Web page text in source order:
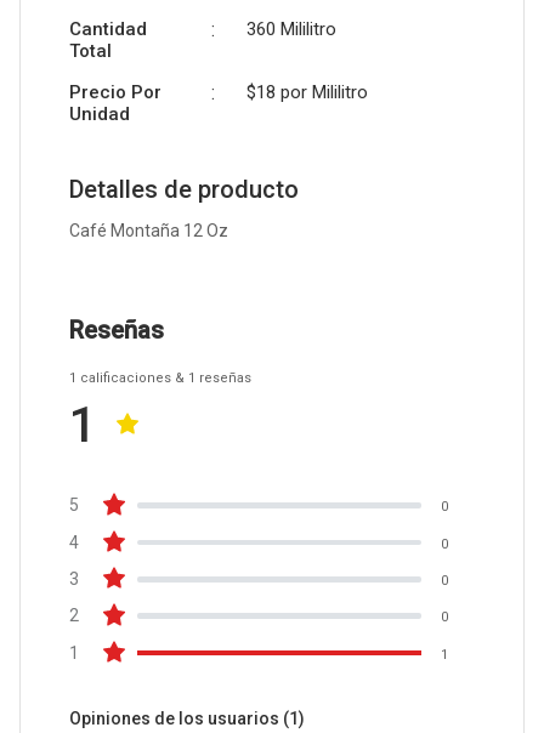
Cantidad
Total
: 360 Mililitro
Precio Por
Unidad
: $18 por Mililitro
Detalles de producto
Café Montaña 12 Oz
Reseñas
1 calificaciones & 1 reseñas
1
5 0
4 0
3 0
2 0
1 1
Opiniones de los usuarios (1)